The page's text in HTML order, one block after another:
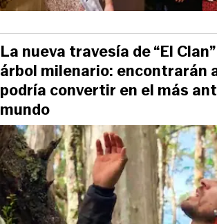
La nueva travesía de “El
árbol milenario: encontrarán
podría convertir en el más
mundo